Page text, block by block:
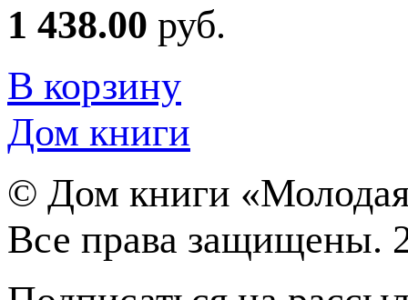
1 438.00 руб.
В корзину
Дом книги
© Дом книги
Все права защищены.